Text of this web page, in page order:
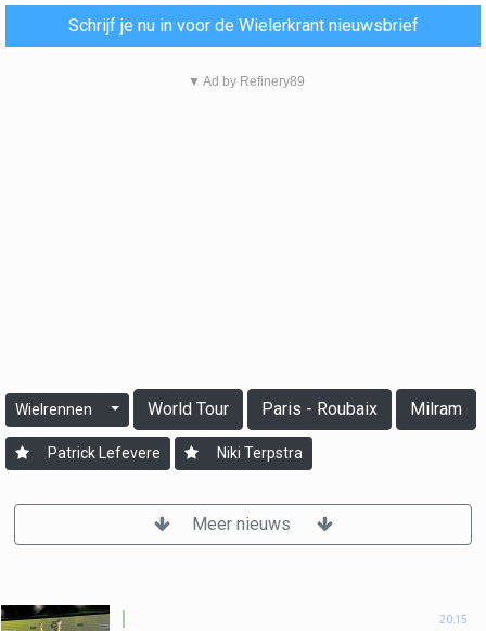
Schrijf je nu in voor de Wielerkrant nieuwsbrief
▼ Ad by Refinery89
Wielrennen World Tour Paris - Roubaix Milram
Patrick Lefevere Niki Terpstra
Meer nieuws
20:15